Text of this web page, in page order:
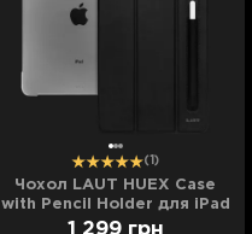
(1)
Чохол LAUT HUEX Case
with Pencil Holder для iPad
10.2 (2021-2019) (Black)
1 299 грн